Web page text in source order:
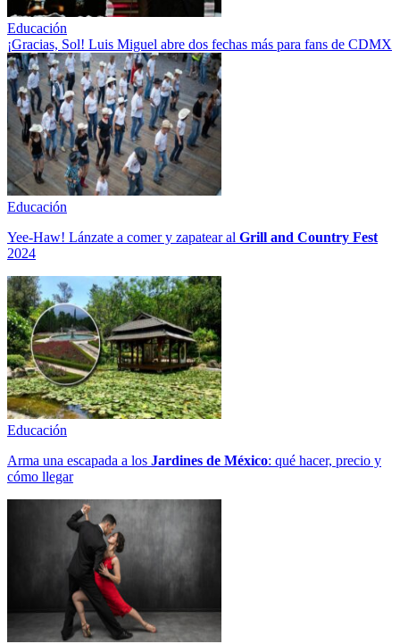
Educación
¡Gracias, Sol! Luis Miguel abre dos fechas más para fans de CDMX
Educación
Yee-Haw! Lánzate a comer y zapatear al Grill and Country Fest
2024
Educación
Arma una escapada a los Jardines de México: qué hacer, precio y
cómo llegar